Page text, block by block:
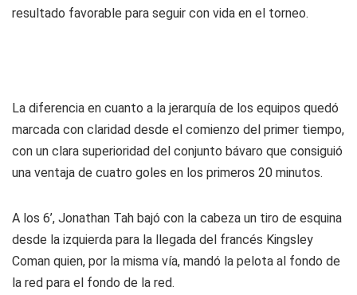
resultado favorable para seguir con vida en el torneo.
La diferencia en cuanto a la jerarquía de los equipos quedó
marcada con claridad desde el comienzo del primer tiempo,
con un clara superioridad del conjunto bávaro que consiguió
una ventaja de cuatro goles en los primeros 20 minutos.
A los 6’, Jonathan Tah bajó con la cabeza un tiro de esquina
desde la izquierda para la llegada del francés Kingsley
Coman quien, por la misma vía, mandó la pelota al fondo de
la red para el fondo de la red.